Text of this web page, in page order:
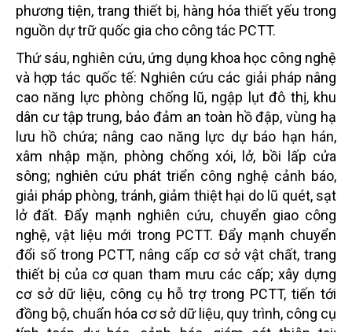
phương tiện, trang thiết bị, hàng hóa thiết yếu trong
nguồn dự trữ quốc gia cho công tác PCTT.
Thứ sáu, nghiên cứu, ứng dụng khoa học công nghệ
và hợp tác quốc tế: Nghiên cứu các giải pháp nâng
cao năng lực phòng chống lũ, ngập lụt đô thị, khu
dân cư tập trung, bảo đảm an toàn hồ đập, vùng hạ
lưu hồ chứa; nâng cao năng lực dự báo hạn hán,
xâm nhập mặn, phòng chống xói, lở, bồi lấp cửa
sông; nghiên cứu phát triển công nghệ cảnh báo,
giải pháp phòng, tránh, giảm thiệt hại do lũ quét, sạt
lở đất. Đẩy mạnh nghiên cứu, chuyển giao công
nghệ, vật liệu mới trong PCTT. Đẩy mạnh chuyển
đổi số trong PCTT, nâng cấp cơ sở vật chất, trang
thiết bị của cơ quan tham mưu các cấp; xây dựng
cơ sở dữ liệu, công cụ hỗ trợ trong PCTT, tiến tới
đồng bộ, chuẩn hóa cơ sở dữ liệu, quy trình, công cụ